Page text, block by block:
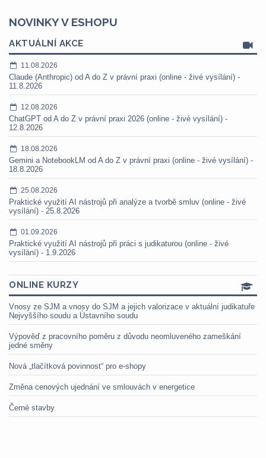
NOVINKY V ESHOPU
AKTUÁLNÍ AKCE
11.08.2026
Claude (Anthropic) od A do Z v právní praxi (online - živé vysílání) -
11.8.2026
12.08.2026
ChatGPT od A do Z v právní praxi 2026 (online - živé vysílání) -
12.8.2026
18.08.2026
Gemini a NotebookLM od A do Z v právní praxi (online - živé vysílání) -
18.8.2026
25.08.2026
Praktické využití AI nástrojů při analýze a tvorbě smluv (online - živé
vysílání) - 25.8.2026
01.09.2026
Praktické využití AI nástrojů při práci s judikaturou (online - živé
vysílání) - 1.9.2026
ONLINE KURZY
Vnosy ze SJM a vnosy do SJM a jejich valorizace v aktuální judikatuře
Nejvyššího soudu a Ústavního soudu
Výpověď z pracovního poměru z důvodu neomluveného zameškání
jedné směny
Nová „tlačítková povinnost“ pro e-shopy
Změna cenových ujednání ve smlouvách v energetice
Černé stavby